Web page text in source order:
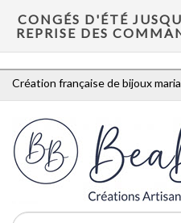
CONGÉS D'ÉTÉ
REPRISE DES
Création française de bijoux